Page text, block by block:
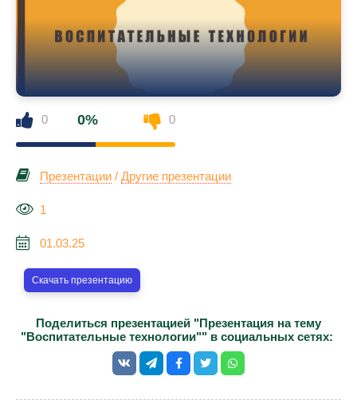
0 0% 0
Презентации / Другие презентации
1
01.03.25
Скачать презентацию
Поделиться презентацией "Презентация на тему
"Воспитательные технологии"" в социальных сетях: